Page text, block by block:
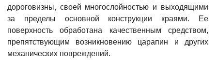
дороговизны, своей многослойностью и выходящими
за пределы основной конструкции краями. Ее
поверхность обработана качественным средством,
препятствующим возникновению царапин и других
механических повреждений.